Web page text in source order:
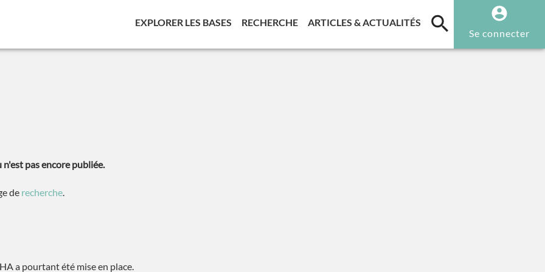
EXPLORER LES BASES (CURRENT)
RECHERCHE(CURRENT)
ARTICLES & ACTUALITÉS (CURRENT)
Se connecter
n'est pas encore publiée.
de recherche.
a pourtant été mise en place.